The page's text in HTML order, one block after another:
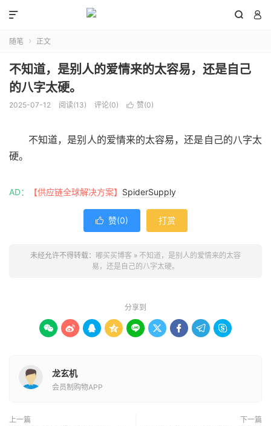
 

随笔  正文
不知道，是别人的爱情来的太容易，还是自己
的八字太硬。
2025-07-12 阅读(13) 评论(0)  赞(0)
不知道，是别人的爱情来的太容易，还是自己的八字太
硬。
AD： 【供应链全球解决方案】 SpiderSupply
 赞(0) 打赏
未经允许不得转载： 嘟买买博客 » 不知道，是别人的爱情来的太容
易，还是自己的八字太硬。
分享到
        
龙玄机
会员制购物APP
上一篇 下一篇